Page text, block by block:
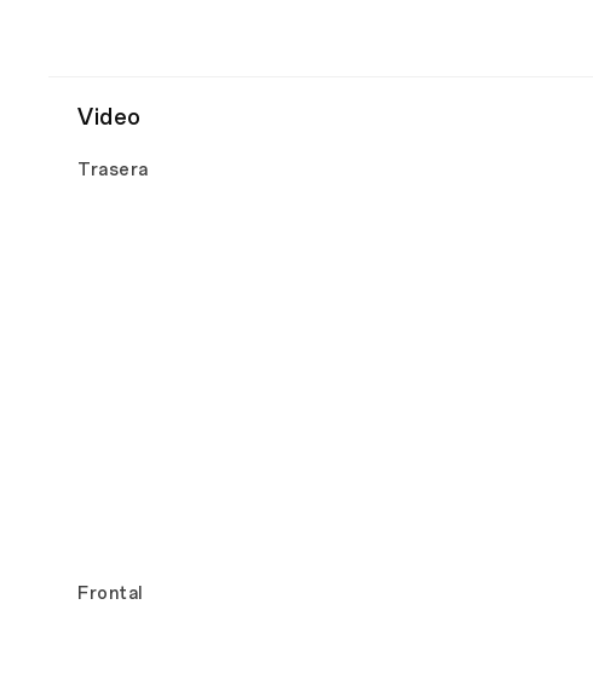
Video
Trasera
Frontal